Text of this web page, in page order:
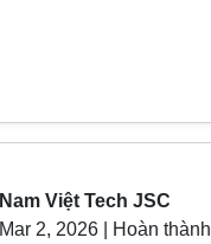
Nam Việt Tech JSC
Mar 2, 2026
Hoàn thành